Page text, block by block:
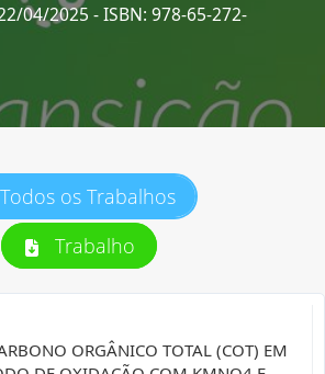
04/2025 - ISBN: 978-65-272-
Todos os Trabalhos
Trabalho
ORGÂNICO TOTAL (COT) EM